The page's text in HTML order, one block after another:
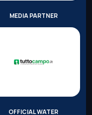
MEDIA PARTNER
OFFICIAL WATER